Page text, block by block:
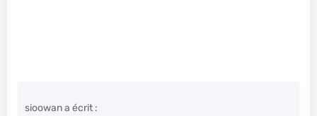
sioowan a écrit :